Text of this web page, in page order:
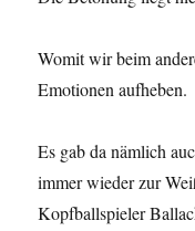
Womit wir beim
Emotionen aufheben.
Es gab da nämlich
immer wieder zur
Kopfballspieler